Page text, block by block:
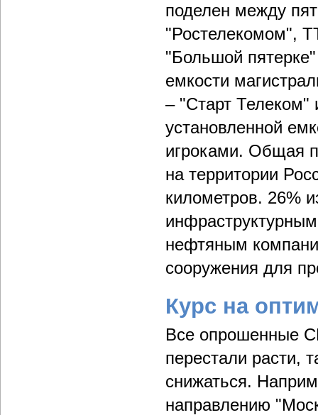
поделен между
"Ростелекомом",
"Большой
емкости
– "Старт Телеком"
установленной
игроками. Общая
на территории
километров. 26%
нефтяным
сооружения для
Курс на
Все опрошенные
перестали расти,
снижаться.
направлению